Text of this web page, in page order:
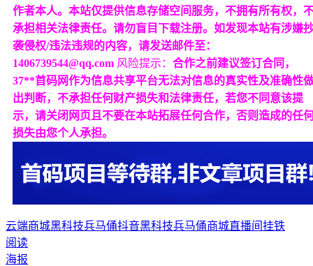
作者本人。本站仅提供信息存储空间服务，不拥有所有权，
承担相关法律责任。请勿盲目下载注册。如发现本站有涉嫌
袭侵权/违法违规的内容，请发送邮件至：
1406739544@qq.com 风险提示： 合作之前建议签订合同，
37**首码网作为信息共享平台无法对信息的真实性及准确性
出判断，不承担任何财产损失和法律责任，若您不同意该提
示，请关闭网页且不要在本站拓展任何合作，否则造成的任
损失由您个人承担。
云端商城黑科技兵马俑抖音黑科技兵马俑商城直播间挂铁
阅读
海报